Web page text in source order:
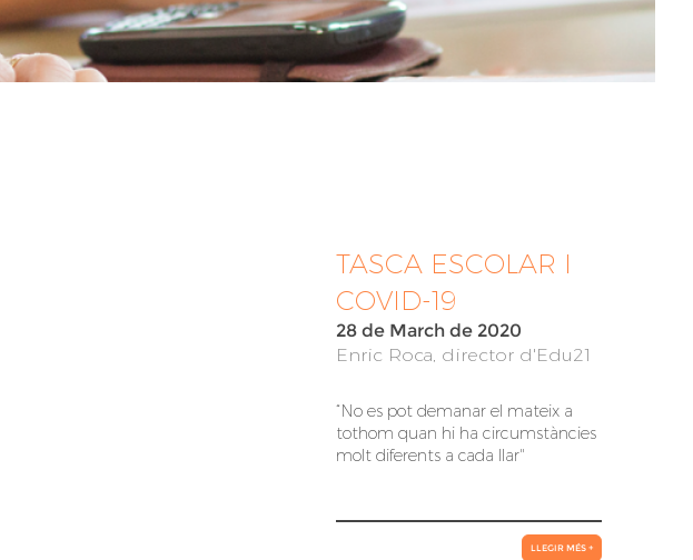
TASCA ESCOLAR I
COVID-19
28 de March de 2020
Enric Roca, director d'Edu21
“No es pot demanar el mateix a
tothom quan hi ha circumstàncies
molt diferents a cada llar"
LLEGIR MÉS +